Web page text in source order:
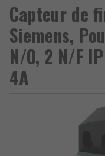
Capteur de
Siemens,
N/O, 2 N/F
4A